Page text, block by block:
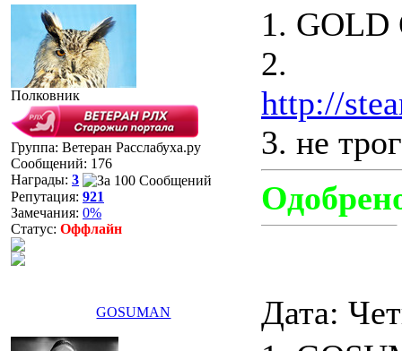
Полковник
Группа: Ветеран Расслабуха.ру
Сообщений: 176
Награды: 3
Репутация: 921
Замечания: 0%
Статус: Оффлайн
1. GOLD
2.
http://
3. не
GOSUMAN
Дата: